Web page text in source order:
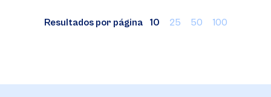
Resultados por página 10 25 50 100